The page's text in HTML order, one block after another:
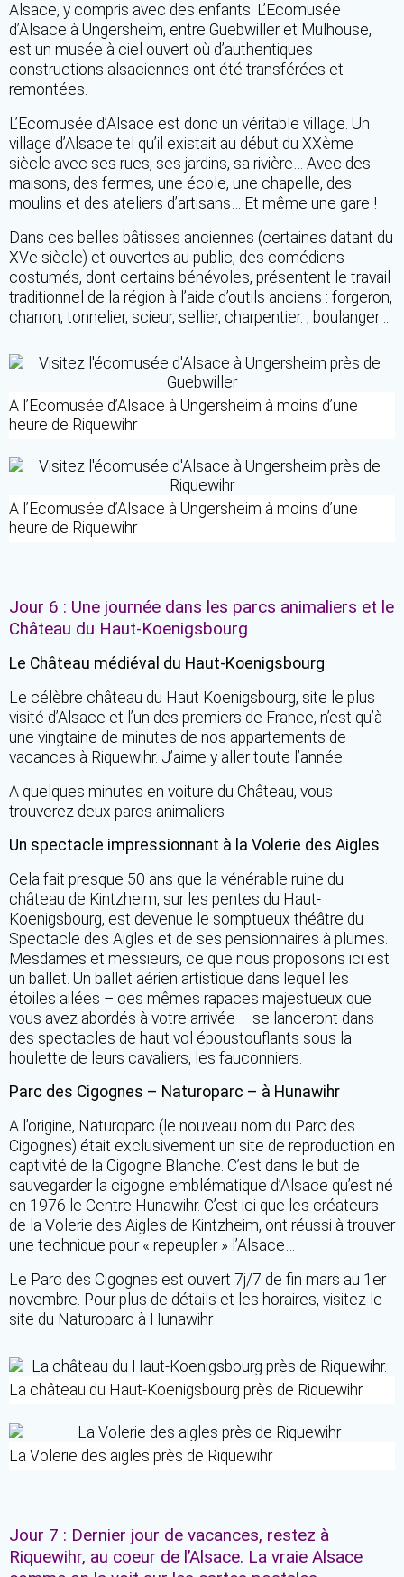
Alsace, y compris avec des enfants. L’Ecomusée
d’Alsace à Ungersheim, entre Guebwiller et Mulhouse,
est un musée à ciel ouvert où d’authentiques
constructions alsaciennes ont été transférées et
remontées.
L’Ecomusée d’Alsace est donc un véritable village. Un
village d’Alsace tel qu’il existait au début du XXème
siècle avec ses rues, ses jardins, sa rivière… Avec des
maisons, des fermes, une école, une chapelle, des
moulins et des ateliers d’artisans… Et même une gare !
Dans ces belles bâtisses anciennes (certaines datant du
XVe siècle) et ouvertes au public, des comédiens
costumés, dont certains bénévoles, présentent le travail
traditionnel de la région à l’aide d’outils anciens : forgeron,
charron, tonnelier, scieur, sellier, charpentier. , boulanger…
A l’Ecomusée d’Alsace à Ungersheim à moins d’une
heure de Riquewihr
A l’Ecomusée d’Alsace à Ungersheim à moins d’une
heure de Riquewihr
Jour 6 : Une journée dans les parcs animaliers et le
Château du Haut-Koenigsbourg
Le Château médiéval du Haut-Koenigsbourg
Le célèbre château du Haut Koenigsbourg, site le plus
visité d’Alsace et l’un des premiers de France, n’est qu’à
une vingtaine de minutes de nos appartements de
vacances à Riquewihr. J’aime y aller toute l’année.
A quelques minutes en voiture du Château, vous
trouverez deux parcs animaliers
Un spectacle impressionnant à la Volerie des Aigles
Cela fait presque 50 ans que la vénérable ruine du
château de Kintzheim, sur les pentes du Haut-
Koenigsbourg, est devenue le somptueux théâtre du
Spectacle des Aigles et de ses pensionnaires à plumes.
Mesdames et messieurs, ce que nous proposons ici est
un ballet. Un ballet aérien artistique dans lequel les
étoiles ailées – ces mêmes rapaces majestueux que
vous avez abordés à votre arrivée – se lanceront dans
des spectacles de haut vol époustouflants sous la
houlette de leurs cavaliers, les fauconniers.
Parc des Cigognes – Naturoparc – à Hunawihr
A l’origine, Naturoparc (le nouveau nom du Parc des
Cigognes) était exclusivement un site de reproduction en
captivité de la Cigogne Blanche. C’est dans le but de
sauvegarder la cigogne emblématique d’Alsace qu’est né
en 1976 le Centre Hunawihr. C’est ici que les créateurs
de la Volerie des Aigles de Kintzheim, ont réussi à trouver
une technique pour « repeupler » l’Alsace…
Le Parc des Cigognes est ouvert 7j/7 de fin mars au 1er
novembre. Pour plus de détails et les horaires, visitez le
site du Naturoparc à Hunawihr
La château du Haut-Koenigsbourg près de Riquewihr.
La Volerie des aigles près de Riquewihr
Jour 7 : Dernier jour de vacances, restez à
Riquewihr, au coeur de l’Alsace. La vraie Alsace